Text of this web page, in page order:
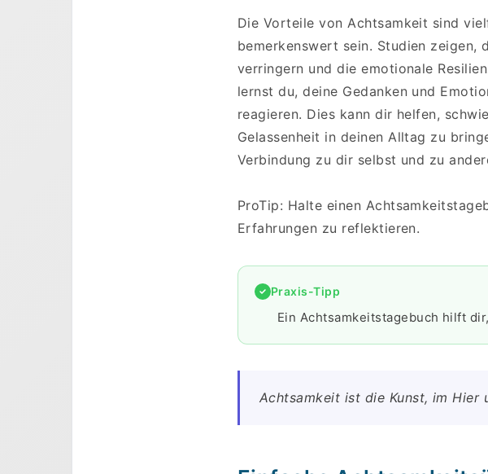
Die Vorteile von Achtsamkeit sind
bemerkenswert sein. Studien zeigen,
verringern und die emotionale
lernst du, deine Gedanken und
reagieren. Dies kann dir helfen,
Gelassenheit in deinen Alltag zu
Verbindung zu dir selbst und zu
ProTip: Halte einen
Erfahrungen zu reflektieren.
Praxis-Tipp
Ein Achtsamkeitstagebuch hilft
Achtsamkeit ist die Kunst, im Hier